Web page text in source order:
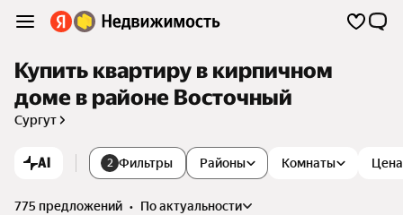
Купить квартиру в кирпичном
доме в районе Восточный
Сургут
AI 2 Фильтры Комнаты Цена
Районы
775 предложений •
по актуальности